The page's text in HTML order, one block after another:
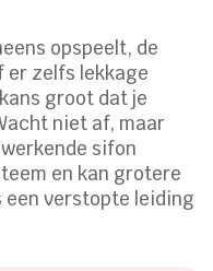
opspeelt, de
zelfs lekkage
groot dat je
niet af, maar
sifon
en kan grotere
een verstopte leiding